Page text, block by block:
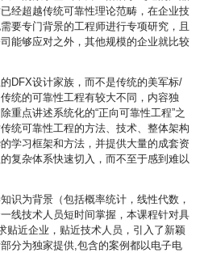
经超越传统可靠性理论范畴，在企业技
要专门背景的工程师进行专项研究，且
能够应对之外，其他规模的企业就比较
DFX设计家族，而不是传统的美军标/
统的可靠性工程有较大不同，内容独
重点讲述系统化的“正向可靠性工程”之
统可靠性工程的方法、技术、整体架构
学习框架和方法，并提供大量的成套资
复杂体系快速切入，而不至于感到难以
识为背景（包括概率统计，线性代数，
线技术人员短时间掌握，本课程针对具
贴近企业，贴近技术人员，引入了新颖
分为独家提供,包含的案例都以电子电